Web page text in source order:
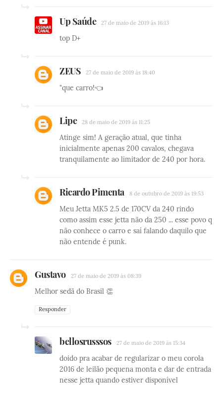
Up Saúde 27 de maio de 2019 às 16:13
top D+
ZEUS 27 de maio de 2019 às 18:40
"que carro!👈
Lipe 28 de maio de 2019 às 11:25
Atinge sim! A geração atual, que tinha
inicialmente apenas 200 cavalos, chegava
tranquilamente ao limitador de 240 por hora.
Ricardo Pimenta 8 de outubro de 2019 às 19:53
Meu Jetta MK5 2.5 de 170CV da 240 rindo
como assim esse jetta não da 250 ... esse povo q
não conhece o carro e saí falando daquilo que
não entende é punk.
Gustavo 27 de maio de 2019 às 08:39
Melhor sedã do Brasil 👏
Responder
bellosrusssos 27 de maio de 2019 às 15:34
doido pra acabar de regularizar o meu corola
2016 de leilão pequena monta e dar de entrada
nesse jetta quando estiver disponível